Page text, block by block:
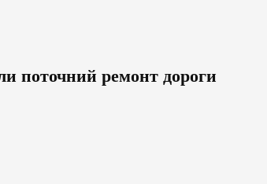
поточний ремонт дороги